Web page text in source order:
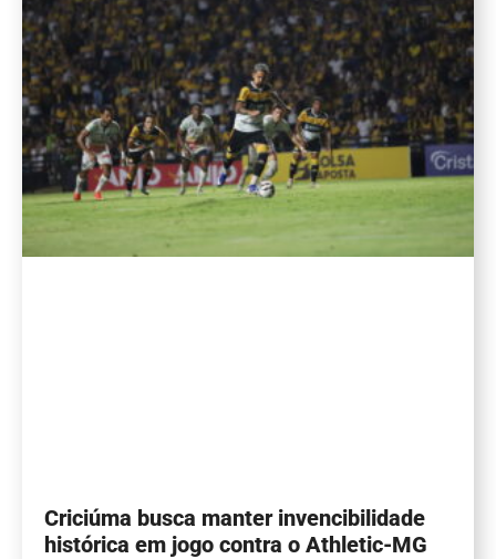
Criciúma busca manter invencibilidade
histórica em jogo contra o Athletic-MG